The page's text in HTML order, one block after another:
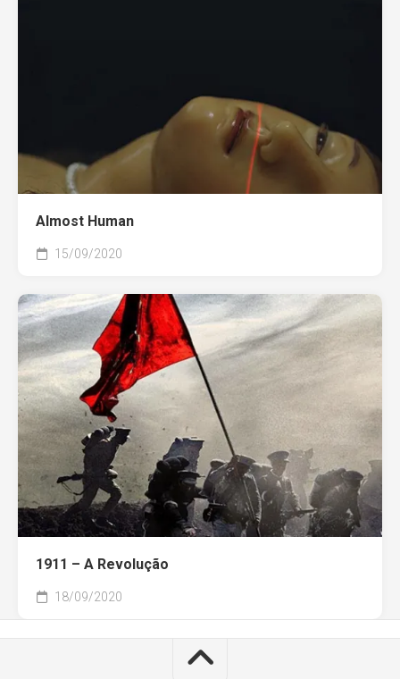
Almost Human
15/09/2020
1911 – A Revolução
18/09/2020